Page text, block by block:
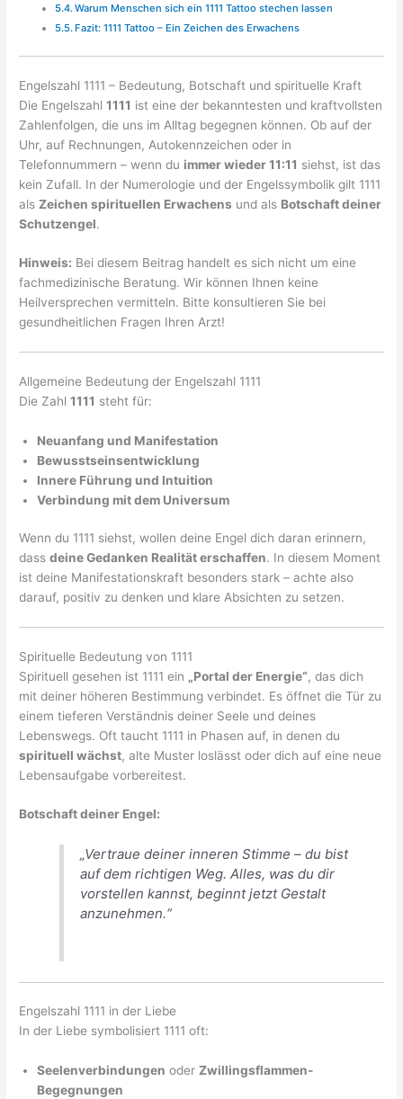
Warum Menschen sich ein 1111 Tattoo stechen lassen
Fazit: 1111 Tattoo – Ein Zeichen des Erwachens
Engelszahl 1111 – Bedeutung, Botschaft und spirituelle Kraft
Die Engelszahl1111 ist eine der bekanntesten und kraftvollsten
Zahlenfolgen, die uns im Alltag begegnen können. Ob auf der
Uhr, auf Rechnungen, Autokennzeichen oder in
Telefonnummern – wenn du immer wieder 11:11 siehst, ist das
kein Zufall. In der Numerologie und der Engelssymbolik gilt 1111
alsZeichen spirituellen Erwachens und als Botschaft deiner
Schutzengel.
Hinweis: Bei diesem Beitrag handelt es sich nicht um eine
fachmedizinische Beratung. Wir können Ihnen keine
Heilversprechen vermitteln. Bitte konsultieren Sie bei
gesundheitlichen Fragen Ihren Arzt!
Allgemeine Bedeutung der Engelszahl 1111
Die Zahl1111 steht für:
Neuanfang und Manifestation
Bewusstseinsentwicklung
Innere Führung und Intuition
Verbindung mit dem Universum
Wenn du 1111 siehst, wollen deine Engel dich daran erinnern,
dassdeine Gedanken Realität erschaffen. In diesem Moment
ist deine Manifestationskraft besonders stark – achte also
darauf, positiv zu denken und klare Absichten zu setzen.
Spirituelle Bedeutung von 1111
Spirituell gesehen ist 1111 ein „Portal der Energie“, das dich
mit deiner höheren Bestimmung verbindet. Es öffnet die Tür zu
einem tieferen Verständnis deiner Seele und deines
Lebenswegs. Oft taucht 1111 in Phasen auf, in denen du
spirituell wächst, alte Muster loslässt oder dich auf eine neue
Lebensaufgabe vorbereitest.
Botschaft deiner Engel:
„Vertraue deiner inneren Stimme – du bist
auf dem richtigen Weg. Alles, was du dir
vorstellen kannst, beginnt jetzt Gestalt
anzunehmen.“
Engelszahl 1111 in der Liebe
In der Liebe symbolisiert 1111 oft:
Seelenverbindungen oderZwillingsflammen-
Begegnungen